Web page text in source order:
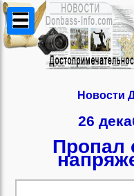
Новости
26
Пропал